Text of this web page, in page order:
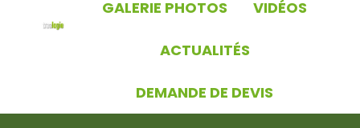
new
GALERIE PHOTOS VIDÉOS
ACTUALITÉS
DEMANDE DE DEVIS